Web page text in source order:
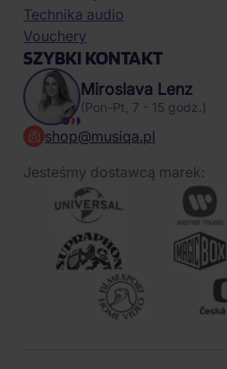
Technika audio
Vouchery
SZYBKI KONTAKT
Miroslava Lenz
(Pon-Pt, 7 - 15 godz.)
shop@musiqa.pl
Jesteśmy dostawcą marek: